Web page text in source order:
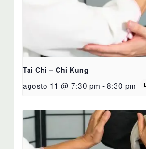
Tai Chi – Chi Kung
agosto 11 @ 7:30 pm -8:30 pm